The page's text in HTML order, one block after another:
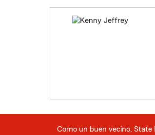
Como un buen vecino, State